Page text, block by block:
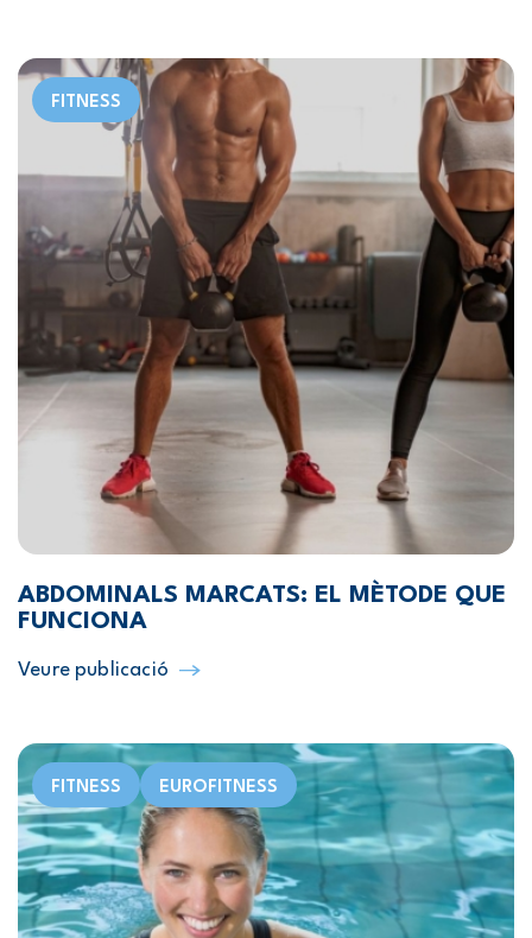
FITNESS
ABDOMINALS MARCATS: EL MÈTODE QUE
FUNCIONA
Veure publicació
FITNESS EUROFITNESS